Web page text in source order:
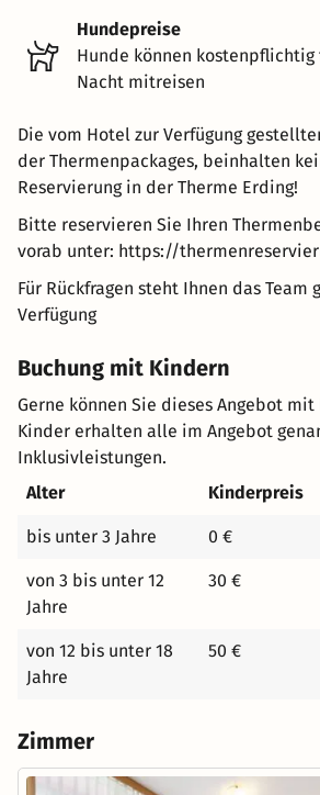
Hundepreise
Hunde können kostenpflichtig
Nacht mitreisen
Die vom Hotel zur Verfügung
der Thermenpackages, beinhalten
Reservierung in der Therme Erding!
Bitte reservieren Sie Ihren
vorab unter: https://
Für Rückfragen steht Ihnen das Team
Verfügung
Buchung mit Kindern
Gerne können Sie dieses Angebot
Kinder erhalten alle im Angebot
Inklusivleistungen.
Alter
Kinderpreis
bis unter 3 Jahre 0 €
von 3 bis unter 12
Jahre
30 €
von 12 bis unter 18
Jahre
50 €
Zimmer